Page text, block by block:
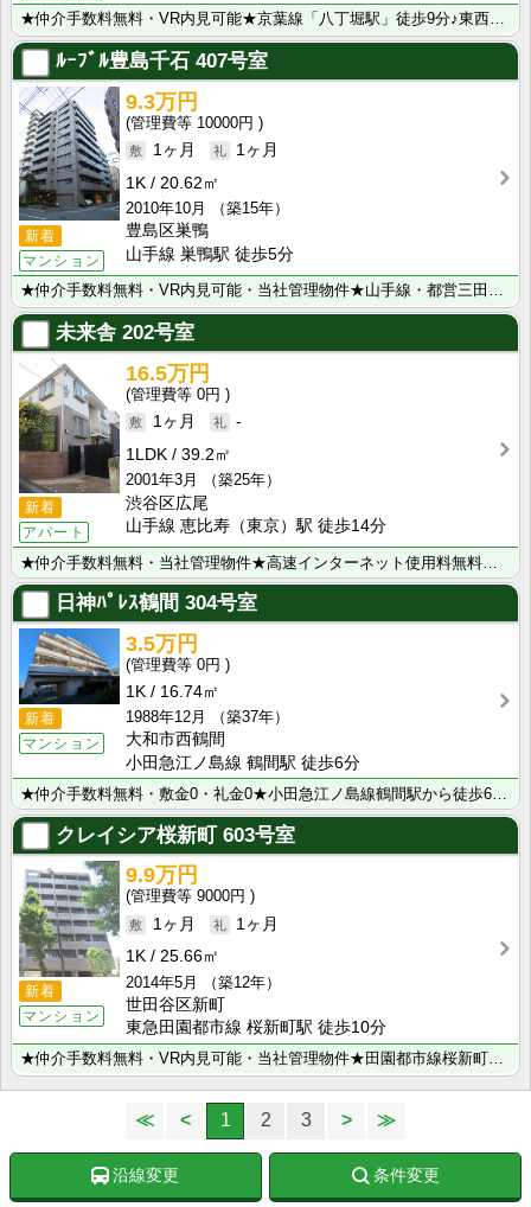
★仲介手数料無料・VR内見可能★京葉線「八丁堀駅」徒歩9分♪東西線・日比谷線「茅場町駅」も徒歩9分で･･･
ﾙｰﾌﾞﾙ豊島千石 407号室
新着
マンション
9.3万円
10000円
1ヶ月
1ヶ月
1K
20.62㎡
2010年10月
（築15年）
豊島区巣鴨
山手線 巣鴨駅 徒歩5分
★仲介手数料無料・VR内見可能・当社管理物件★山手線・都営三田線『巣鴨駅』から徒歩5分！その他複数路･･･
未来舎 202号室
新着
アパート
16.5万円
0円
1ヶ月
-
1LDK
39.2㎡
2001年3月
（築25年）
渋谷区広尾
山手線 恵比寿（東京）駅 徒歩14分
日神ﾊﾟﾚｽ鶴間 304号室
新着
マンション
3.5万円
0円
1K
16.74㎡
1988年12月
（築37年）
大和市西鶴間
小田急江ノ島線 鶴間駅 徒歩6分
クレイシア桜新町603号室
新着
マンション
9.9万円
9000円
1ヶ月
1ヶ月
1K
25.66㎡
2014年5月
（築12年）
世田谷区新町
東急田園都市線 桜新町駅 徒歩10分
≪ < 1 2 3 > ≫
沿線変更 条件変更